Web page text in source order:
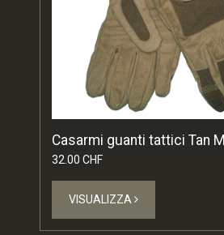
Casarmi guanti tattici Tan M
32.00 CHF
VISUALIZZA